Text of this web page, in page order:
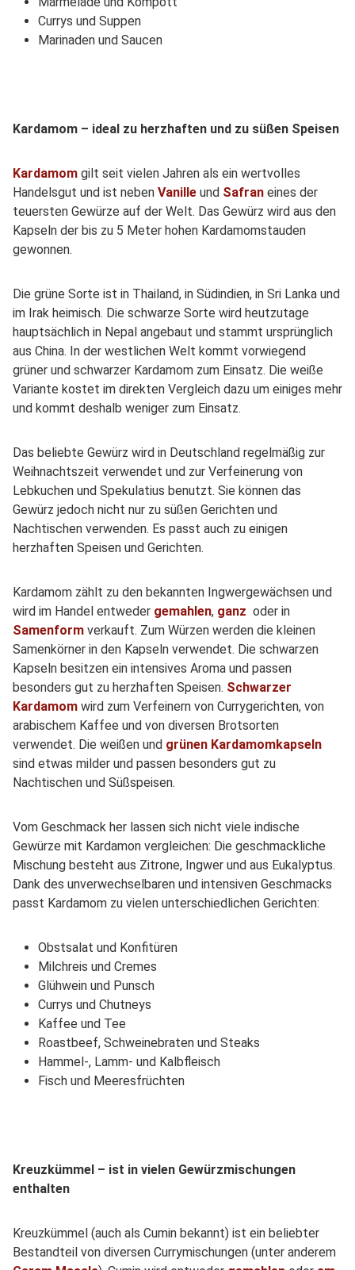
Currys und Suppen
Marinaden und Saucen
Kardamom – ideal zu herzhaften und zu süßen Speisen
Kardamom gilt seit vielen Jahren als ein wertvolles
Handelsgut und ist neben Vanille und Safran eines der
teuersten Gewürze auf der Welt. Das Gewürz wird aus den
Kapseln der bis zu 5 Meter hohen Kardamomstauden
gewonnen.
Die grüne Sorte ist in Thailand, in Südindien, in Sri Lanka und
im Irak heimisch. Die schwarze Sorte wird heutzutage
hauptsächlich in Nepal angebaut und stammt ursprünglich
aus China. In der westlichen Welt kommt vorwiegend
grüner und schwarzer Kardamom zum Einsatz. Die weiße
Variante kostet im direkten Vergleich dazu um einiges mehr
und kommt deshalb weniger zum Einsatz.
Das beliebte Gewürz wird in Deutschland regelmäßig zur
Weihnachtszeit verwendet und zur Verfeinerung von
Lebkuchen und Spekulatius benutzt. Sie können das
Gewürz jedoch nicht nur zu süßen Gerichten und
Nachtischen verwenden. Es passt auch zu einigen
herzhaften Speisen und Gerichten.
Kardamom zählt zu den bekannten Ingwergewächsen und
wird im Handel entweder gemahlen, ganz oder in
Samenform verkauft. Zum Würzen werden die kleinen
Samenkörner in den Kapseln verwendet. Die schwarzen
Kapseln besitzen ein intensives Aroma und passen
besonders gut zu herzhaften Speisen. Schwarzer
Kardamom wird zum Verfeinern von Currygerichten, von
arabischem Kaffee und von diversen Brotsorten
verwendet. Die weißen und grünen Kardamomkapseln
sind etwas milder und passen besonders gut zu
Nachtischen und Süßspeisen.
Vom Geschmack her lassen sich nicht viele indische
Gewürze mit Kardamon vergleichen: Die geschmackliche
Mischung besteht aus Zitrone, Ingwer und aus Eukalyptus.
Dank des unverwechselbaren und intensiven Geschmacks
passt Kardamom zu vielen unterschiedlichen Gerichten:
Obstsalat und Konfitüren
Milchreis und Cremes
Glühwein und Punsch
Currys und Chutneys
Kaffee und Tee
Roastbeef, Schweinebraten und Steaks
Hammel-, Lamm- und Kalbfleisch
Fisch und Meeresfrüchten
Kreuzkümmel – ist in vielen Gewürzmischungen
enthalten
Kreuzkümmel (auch als Cumin bekannt) ist ein beliebter
Bestandteil von diversen Currymischungen (unter anderem